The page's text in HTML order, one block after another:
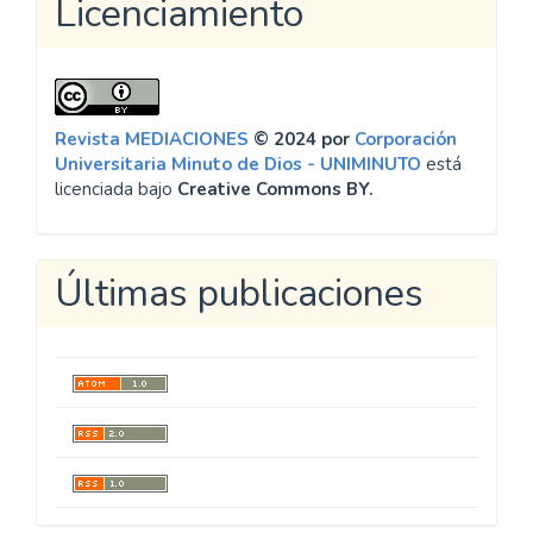
Licenciamiento
Revista MEDIACIONES © 2024 por Corporación
Universitaria Minuto de Dios - UNIMINUTO está
licenciada bajo Creative Commons BY.
Últimas publicaciones